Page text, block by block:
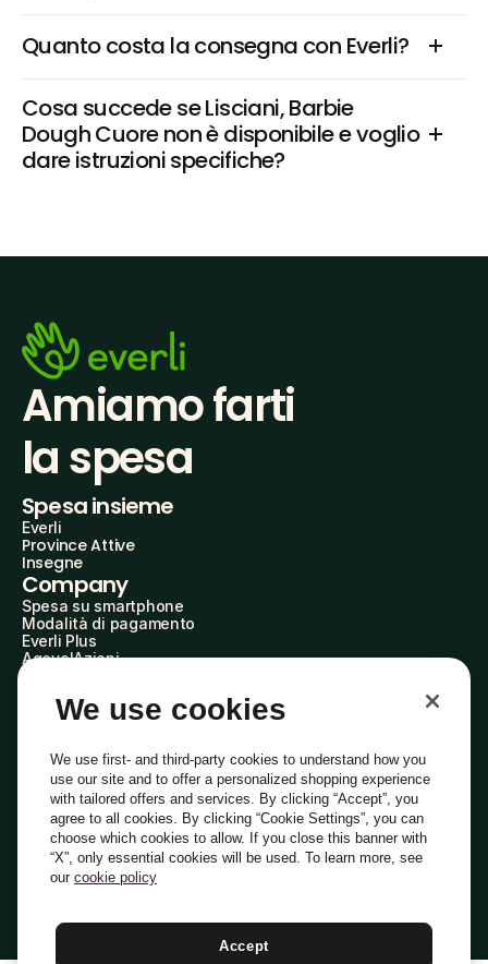
Quanto costa la consegna con Everli?
Cosa succede se Lisciani, Barbie
Dough Cuore non è disponibile e voglio
dare istruzioni specifiche?
Amiamo farti
la spesa
Spesa insieme
Everli
Province Attive
Insegne
Company
Spesa su smartphone
Modalità di pagamento
Everli Plus
AgevolAzioni
Everli Shoppers
Scopri chi siamo
Domande frequenti
Lavora con noi
Diventa Shopper
Investitori
PrivacyCookiePreferenze Cookie
Termini e Condizioni
Italiano
We use cookies
We use first- and third-party cookies to understand how you
use our site and to offer a personalized shopping experience
with tailored offers and services. By clicking “Accept”, you
agree to all cookies. By clicking “Cookie Settings”, you can
choose which cookies to allow. If you close this banner with
“X”, only essential cookies will be used. To learn more, see
our cookie policy
Accept